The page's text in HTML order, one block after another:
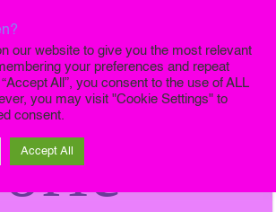
Finale
our website to give you the most relevant
your preferences and repeat
All”, you consent to the use of ALL
you may visit "Cookie Settings" to
consent.
Accept All